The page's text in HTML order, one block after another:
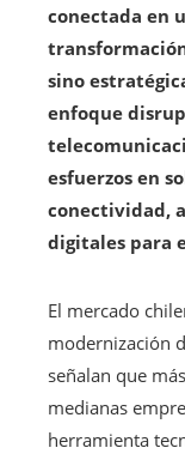
conectada en
sino
enfoque
esfuerzos en
conectividad,
digitales para
El mercado
modernización
señalan que
medianas
herramienta